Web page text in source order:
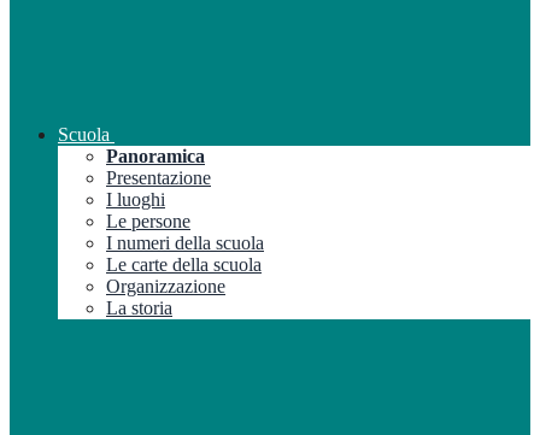
Scuola
Panoramica
Presentazione
I luoghi
Le persone
I numeri della scuola
Le carte della scuola
Organizzazione
La storia